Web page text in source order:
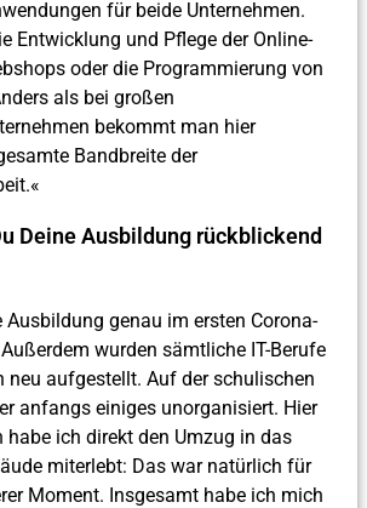
für beide Unternehmen.
Entwicklung und Pflege der Online-
oder die Programmierung von
als bei großen
bekommt man hier
Bandbreite der
Deine Ausbildung rückblickend
Ausbildung genau im ersten Corona-
wurden sämtliche IT-Berufe
neu aufgestellt. Auf der schulischen
anfangs einiges unorganisiert. Hier
habe ich direkt den Umzug in das
miterlebt: Das war natürlich für
Moment. Insgesamt habe ich mich